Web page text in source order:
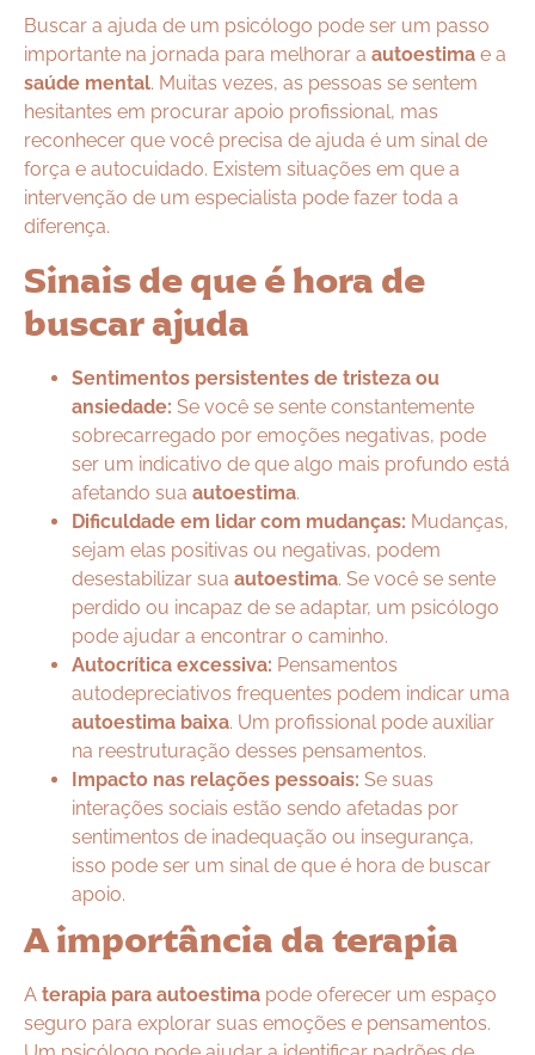
Buscar a ajuda de um psicólogo pode ser um passo
importante na jornada para melhorar a autoestima e a
saúde mental. Muitas vezes, as pessoas se sentem
hesitantes em procurar apoio profissional, mas
reconhecer que você precisa de ajuda é um sinal de
força e autocuidado. Existem situações em que a
intervenção de um especialista pode fazer toda a
diferença.
Sinais de que é hora de
buscar ajuda
Sentimentos persistentes de tristeza ou
ansiedade: Se você se sente constantemente
sobrecarregado por emoções negativas, pode
ser um indicativo de que algo mais profundo está
afetando sua autoestima.
Dificuldade em lidar com mudanças: Mudanças,
sejam elas positivas ou negativas, podem
desestabilizar sua autoestima. Se você se sente
perdido ou incapaz de se adaptar, um psicólogo
pode ajudar a encontrar o caminho.
Autocrítica excessiva: Pensamentos
autodepreciativos frequentes podem indicar uma
autoestima baixa. Um profissional pode auxiliar
na reestruturação desses pensamentos.
Impacto nas relações pessoais: Se suas
interações sociais estão sendo afetadas por
sentimentos de inadequação ou insegurança,
isso pode ser um sinal de que é hora de buscar
apoio.
A importância da terapia
A terapia para autoestima pode oferecer um espaço
seguro para explorar suas emoções e pensamentos.